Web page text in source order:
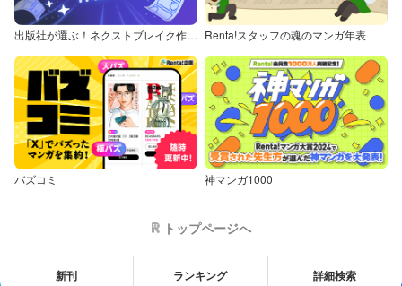
出版社が選ぶ！ネクストブレイク作品特集 Renta!スタッフの魂のマンガ年表
バズコミ 神マンガ1000
トップページへ
新刊 ランキング 詳細検索